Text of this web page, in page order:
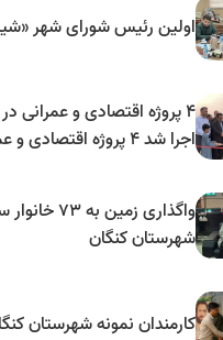
اولین رئیس شورای شهر
۴ پروژه اقتصادی و عمرانی
اجرا شد ۴ پروژه
واگذاری زمین
شهرستان کنگان
کارمندان نمونه شهرستان